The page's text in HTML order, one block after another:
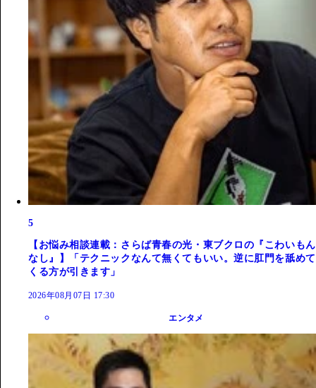
5
【お悩み相談連載：さらば青春の光・東ブクロの『こわいもん
なし』】「テクニックなんて無くてもいい。逆に肛門を舐めて
くる方が引きます」
2026年08月07日 17:30
エンタメ